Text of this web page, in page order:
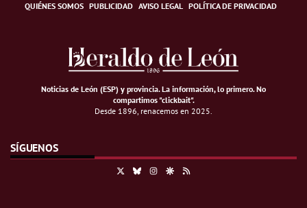
QUIÉNES SOMOS PUBLICIDAD AVISO LEGAL POLÍTICA DE PRIVACIDAD
Noticias de León (ESP) y provincia. La información, lo primero.No
compartimos "clickbait".
Desde 1896, renacemos en 2025.
SÍGUENOS
BlueskyInstagramGoogle Discover